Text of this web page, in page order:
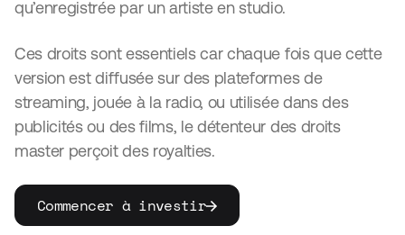
qu’enregistrée par un artiste en studio.
Ces droits sont essentiels car chaque fois que cette
version est diffusée sur des plateformes de
streaming, jouée à la radio, ou utilisée dans des
publicités ou des films, le détenteur des droits
master perçoit des royalties.
Commencer à investir